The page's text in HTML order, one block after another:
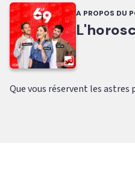
A PROPOS DU
Que vous réservent les astres